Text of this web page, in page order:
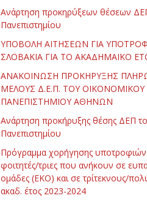
Ανάρτηση προκηρύξεων θέσεων
Πανεπιστημίου
ΥΠΟΒΟΛΗ ΑΙΤΗΣΕΩΝ ΓΙΑ
ΣΛΟΒΑΚΙΑ ΓΙΑ ΤΟ ΑΚΑΔΗΜΑΪΚΟ
ΑΝΑΚΟΙΝΩΣΗ ΠΡΟΚΗΡΥΞΗΣ
ΜΕΛΟΥΣ Δ.Ε.Π. ΤΟΥ ΟΙΚΟΝΟΜΙΚΟΥ
ΠΑΝΕΠΙΣΤΗΜΙΟΥ ΑΘΗΝΩΝ
Ανάρτηση προκήρυξης θέσης ΔΕΠ
Πανεπιστημίου
Πρόγραμμα χορήγησης υποτροφιών
φοιτητές/τριες που ανήκουν σε
ομάδες (ΕΚΟ) και σε τρίτεκνους/
ακαδ. έτος 2023-2024